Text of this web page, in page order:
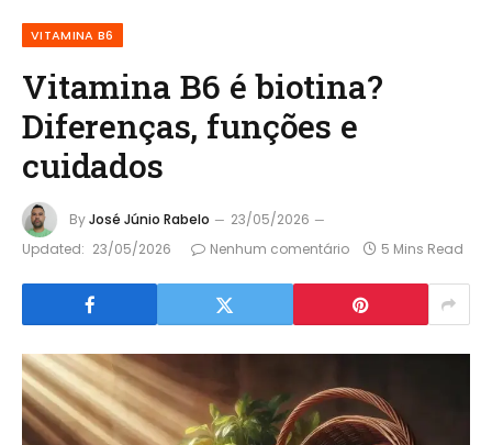
VITAMINA B6
Vitamina B6 é biotina?
Diferenças, funções e
cuidados
ByJosé Júnio Rabelo
23/05/2026
Updated: 23/05/2026 Nenhum comentário 5 Mins Read